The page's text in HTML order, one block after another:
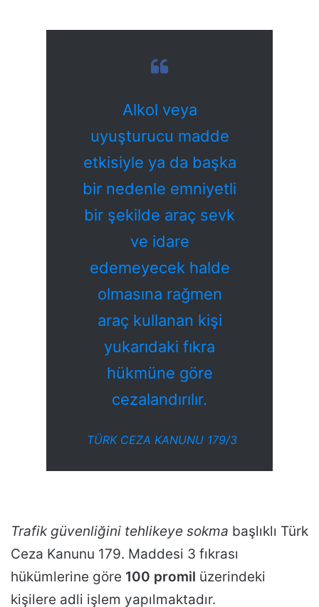
Alkol veya
uyuşturucu madde
etkisiyle ya da başka
bir nedenle emniyetli
bir şekilde araç sevk
ve idare
edemeyecek halde
olmasına rağmen
araç kullanan kişi
yukarıdaki fıkra
hükmüne göre
cezalandırılır.
TÜRK CEZA KANUNU 179/3
Trafik güvenliğini tehlikeye sokma başlıklı Türk
Ceza Kanunu 179. Maddesi 3 fıkrası
hükümlerine göre 100 promil üzerindeki
kişilere adli işlem yapılmaktadır.